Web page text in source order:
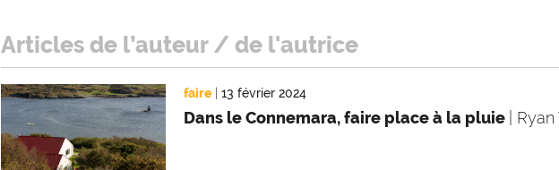
Articles de l’auteur / de l'autrice
faire |13 février 2024
Dans le Connemara, faire place à la pluie |